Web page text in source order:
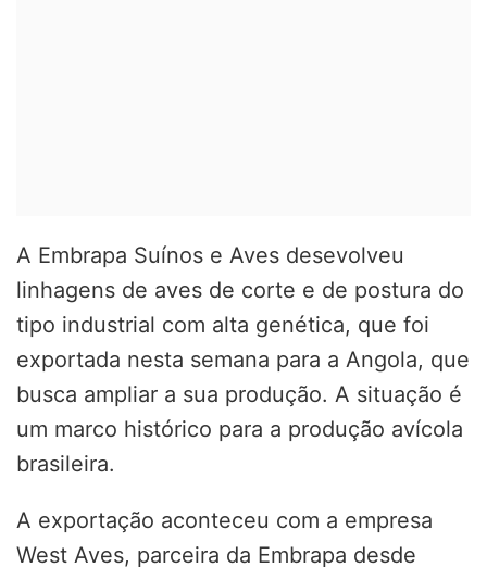
A Embrapa Suínos e Aves desevolveu
linhagens de aves de corte e de postura do
tipo industrial com alta genética, que foi
exportada nesta semana para a Angola, que
busca ampliar a sua produção. A situação é
um marco histórico para a produção avícola
brasileira.
A exportação aconteceu com a empresa
West Aves, parceira da Embrapa desde